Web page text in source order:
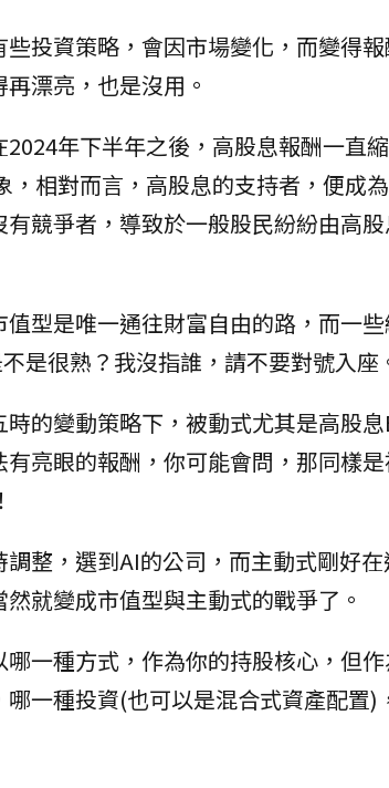
投資策略，會因市場變化，而變得
漂亮，也是沒用。
年下半年之後，高股息報酬一直
相對而言，高股息的支持者，便成
競爭者，導致於一般股民紛紛由高
型是唯一通往財富自由的路，而一
是很熟？我沒指誰，請不要對號入座
的變動策略下，被動式尤其是高股
亮眼的報酬，你可能會問，那同樣
整，選到AI的公司，而主動式剛好
就變成市值型與主動式的戰爭了。
一種方式，作為你的持股核心，但
一種投資(也可以是混合式資產配置)